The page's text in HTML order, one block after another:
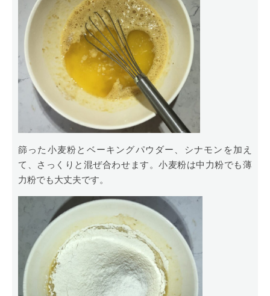
篩った小麦粉とベーキングパウダー、シナモンを加え
て、さっくりと混ぜ合わせます。小麦粉は中力粉でも薄
力粉でも大丈夫です。